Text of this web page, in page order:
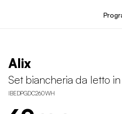
Alix
Set biancheria da letto
IBEDPGDC260WH